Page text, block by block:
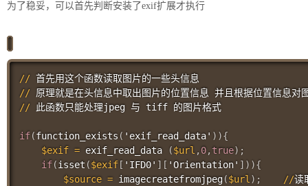
为了稳妥，可以首先判断安装了exif扩展才执行
//
//
// 此函数只能处理jpeg 与 tiff 的图片格式
if(function_exists ( 'exif_read_data' ) ){
$exif = exif_read_data ($url , 0, true) ;
if(isset ($exif [ 'IFD0' ] [ 'Orientation' ] ) ){
$source = imagecreatefromjpeg ($url ) ; //读